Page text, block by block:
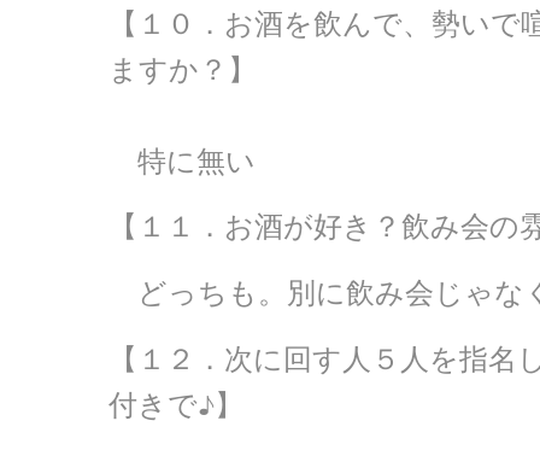
【１０．お酒を飲んで、勢い
ますか？】
特に無い
【１１．お酒が好き？飲み会の
どっちも。別に飲み会じゃな
【１２．次に回す人５人を指
付きで♪】